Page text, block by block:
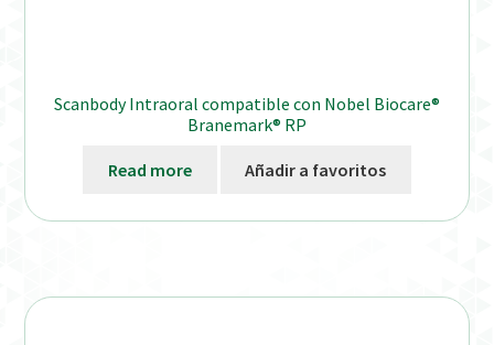
Scanbody Intraoral compatible con Nobel Biocare®
Branemark® RP
Read more Añadir a favoritos